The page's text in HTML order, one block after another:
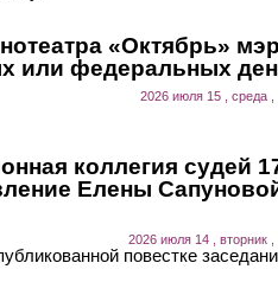
«Октябрь»
или федеральных
2026 июля 15 , среда ,
коллегия судей
Елены
2026 июля 14 , вторник ,
повестке